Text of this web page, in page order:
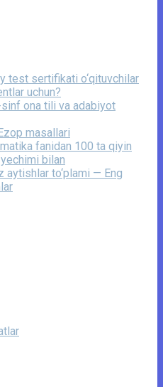
test sertifikati o‘qituvchilar
uchun?
ona tili va adabiyot
masallari
fanidan 100 ta qiyin
bilan
aytishlar to‘plami — Eng